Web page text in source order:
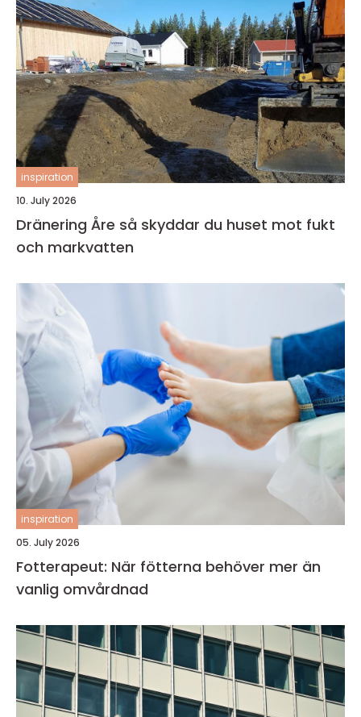
inspiration
10. July 2026
Dränering Åre så skyddar du huset mot fukt
och markvatten
inspiration
05. July 2026
Fotterapeut: När fötterna behöver mer än
vanlig omvårdnad